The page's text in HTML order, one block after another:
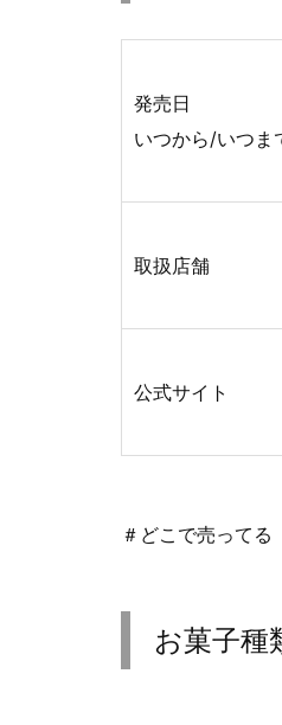
発売日
いつから/いつま
取扱店舗
公式サイト
＃どこで売って
お菓子種